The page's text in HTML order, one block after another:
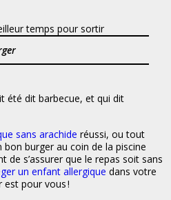
temps pour sortir
été dit barbecue, et qui dit
sans arachide réussi, ou tout
burger au coin de la piscine
de s’assurer que le repas soit sans
un enfant allergique dans votre
pour vous !